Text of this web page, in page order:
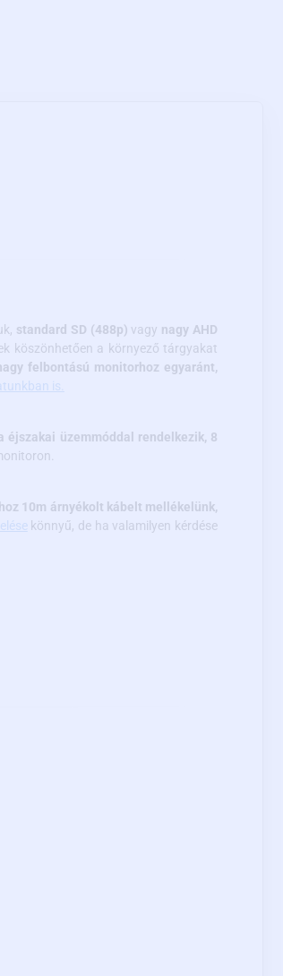
standard SD (488p) vagy nagy AHD
köszönhetően a környező tárgyakat
felbontású monitorhoz egyaránt,
is.
üzemmóddal rendelkezik, 8
10m árnyékolt kábelt mellékelünk,
könnyű, de ha valamilyen kérdése